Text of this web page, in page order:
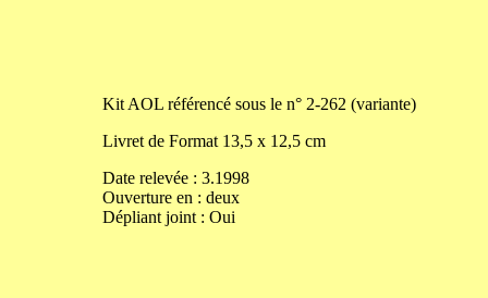
Kit AOL référencé sous le n° 2-262 (variante)
Livret de Format 13,5x 12,5cm
Date relevée : 3.1998
Ouverture en : deux
Dépliant joint : Oui